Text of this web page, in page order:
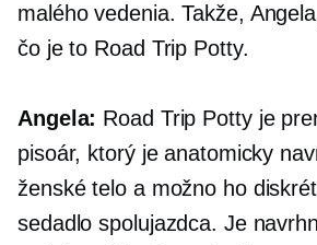
malého vedenia. Takže,
čo je to Road Trip Potty.
Angela: Road Trip Potty je
pisoár, ktorý je anatomicky
ženské telo a možno ho
sedadlo spolujazdca. Je